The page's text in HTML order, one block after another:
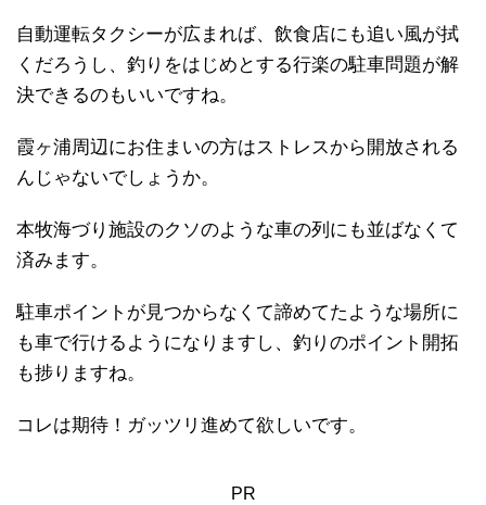
自動運転タクシーが広まれば、飲食店にも追い風が拭
くだろうし、釣りをはじめとする行楽の駐車問題が解
決できるのもいいですね。
霞ヶ浦周辺にお住まいの方はストレスから開放される
んじゃないでしょうか。
本牧海づり施設のクソのような車の列にも並ばなくて
済みます。
駐車ポイントが見つからなくて諦めてたような場所に
も車で行けるようになりますし、釣りのポイント開拓
も捗りますね。
コレは期待！ガッツリ進めて欲しいです。
PR